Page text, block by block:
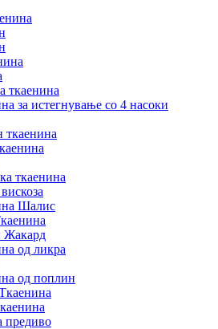
ткаенина
за истегнување со 4 насоки
ткаенина
Шалис
Жакард
од ликра
од поплин
предиво